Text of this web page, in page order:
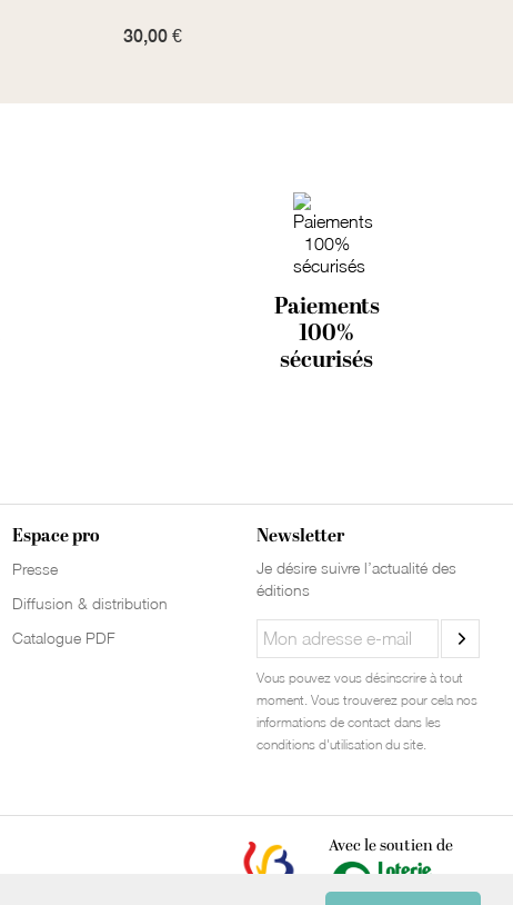
30,00 €
Paiements
100%
sécurisés
Espace pro
Presse
Diffusion & distribution
Catalogue PDF
Newsletter
Je désire suivre l’actualité des
éditions
Vous pouvez vous désinscrire à tout
moment. Vous trouverez pour cela nos
informations de contact dans les
conditions d'utilisation du site.
Avec le soutien de